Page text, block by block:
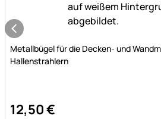
Noch keine Bewertungen
Metallbügel für die Decken- und
Hallenstrahlern
12,50€